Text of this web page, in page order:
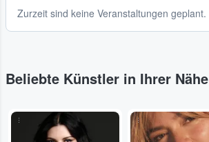
Zurzeit sind keine Veranstaltungen geplant.
Beliebte Künstler in Ihrer Nähe
... ...